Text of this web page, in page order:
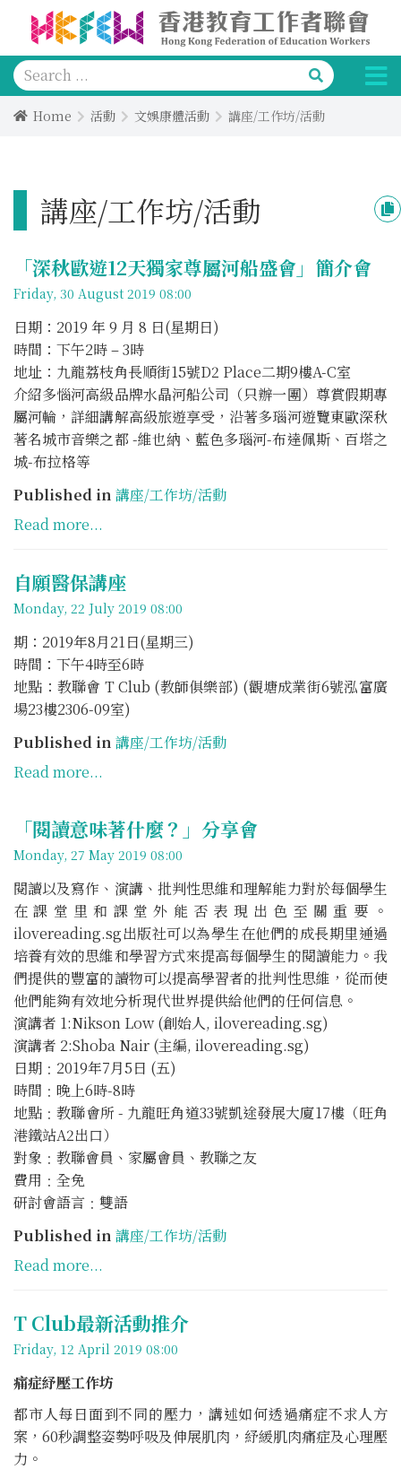
Home 活動 文娛康體活動 講座/工作坊/活動
講座/工作坊/活動
「深秋歐遊12天獨家尊屬河船盛會」簡介會
Friday, 30 August 2019 08:00
日期：2019 年 9 月 8 日(星期日)
時間：下午2時 – 3時
地址：九龍荔枝角長順街15號D2 Place二期9樓A-C室
介紹多惱河高級品牌水晶河船公司（只辦一團）尊賞假期專
屬河輪，詳細講解高級旅遊享受，沿著多瑙河遊覽東歐深秋
著名城市音樂之都 -維也納、藍色多瑙河-布達佩斯、百塔之
城-布拉格等
Published in 講座/工作坊/活動
Read more...
自願醫保講座
Monday, 22 July 2019 08:00
期：2019年8月21日(星期三)
時間：下午4時至6時
地點：教聯會 T Club (教師俱樂部) (觀塘成業街6號泓富廣
場23樓2306-09室)
Published in 講座/工作坊/活動
Read more...
「閱讀意味著什麼？」分享會
Monday, 27 May 2019 08:00
閱讀以及寫作、演講、批判性思維和理解能力對於每個學生
在課堂里和課堂外能否表現出色至關重要。
ilovereading.sg出版社可以為學生在他們的成長期里通過
培養有效的思維和學習方式來提高每個學生的閱讀能力。我
們提供的豐富的讀物可以提高學習者的批判性思維，從而使
他們能夠有效地分析現代世界提供給他們的任何信息。
演講者 1:Nikson Low (創始人, ilovereading.sg)
演講者 2:Shoba Nair (主編, ilovereading.sg)
日期﹕2019年7月5日 (五)
時間﹕晚上6時-8時
地點﹕教聯會所 - 九龍旺角道33號凱途發展大廈17樓（旺角
港鐵站A2出口）
對象﹕教聯會員、家屬會員、教聯之友
費用﹕全免
研討會語言﹕雙語
Published in 講座/工作坊/活動
Read more...
T Club最新活動推介
Friday, 12 April 2019 08:00
痛症紓壓工作坊
都市人每日面到不同的壓力，講述如何透過痛症不求人方
案，60秒調整姿勢呼吸及伸展肌肉，紓緩肌肉痛症及心理壓
力。